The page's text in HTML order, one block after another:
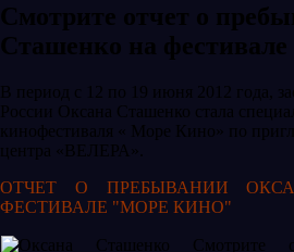
Смотрите отчет о
Сташенко на
В период с 12 по 19 июня 2012 года,
России Оксана Сташенко стала
кинофестиваля « Море Кино» по
центра «ВЕЛЕРА».
ОТЧЕТ О ПРЕБЫВАНИИ
ФЕСТИВАЛЕ "МОРЕ КИНО"